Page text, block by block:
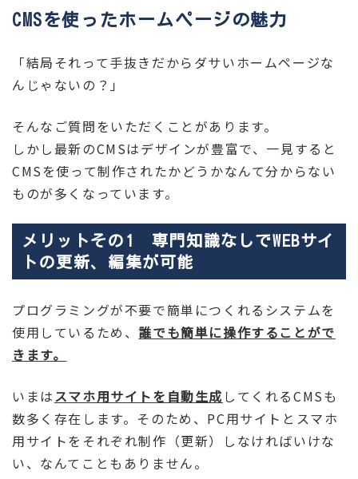
CMSを使ったホームページの魅力
「結局それって手抜きだからダサいホームページな
んじゃないの？」
そんなご質問をいただくことがあります。
しかし最新のCMSはデザインが豊富で、一見すると
CMSを使って制作されたかどうかなんて分からない
ものが多くなっています。
メリットその1 専門知識なしでWEBサイ
トの更新、編集が可能
プログラミングが不要で簡単につくれるシステムを
使用しているため、 誰でも簡単に操作することがで
きます。
いまはスマホ用サイトを自動生成してくれるCMSも
数多く存在します。そのため、PC用サイトとスマホ
用サイトをそれぞれ制作（更新）しなければいけな
い、なんてこともありません。